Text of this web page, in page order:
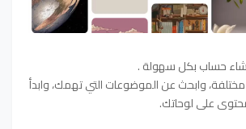
وابحث عن الموضوعات التي تهمك، وابدأ
على لوحاتك.